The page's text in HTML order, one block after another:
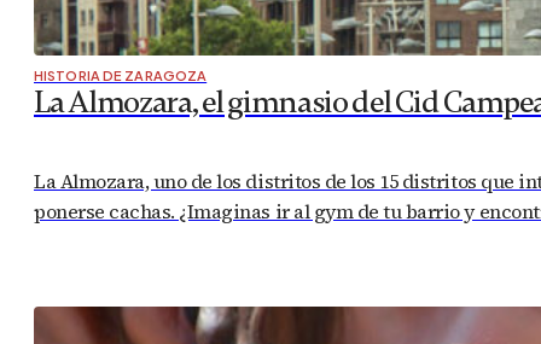
HISTORIA DE ZARAGOZA
La Almozara, el gimnasio del Cid
La Almozara, uno de los distritos de los 15 distritos que
ponerse cachas. ¿Imaginas ir al gym de tu barrio y